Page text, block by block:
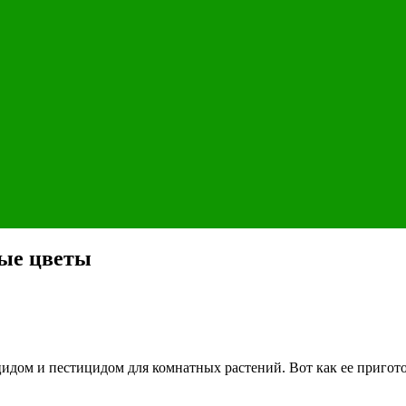
цветы
и пестицидом для комнатных растений. Вот как ее